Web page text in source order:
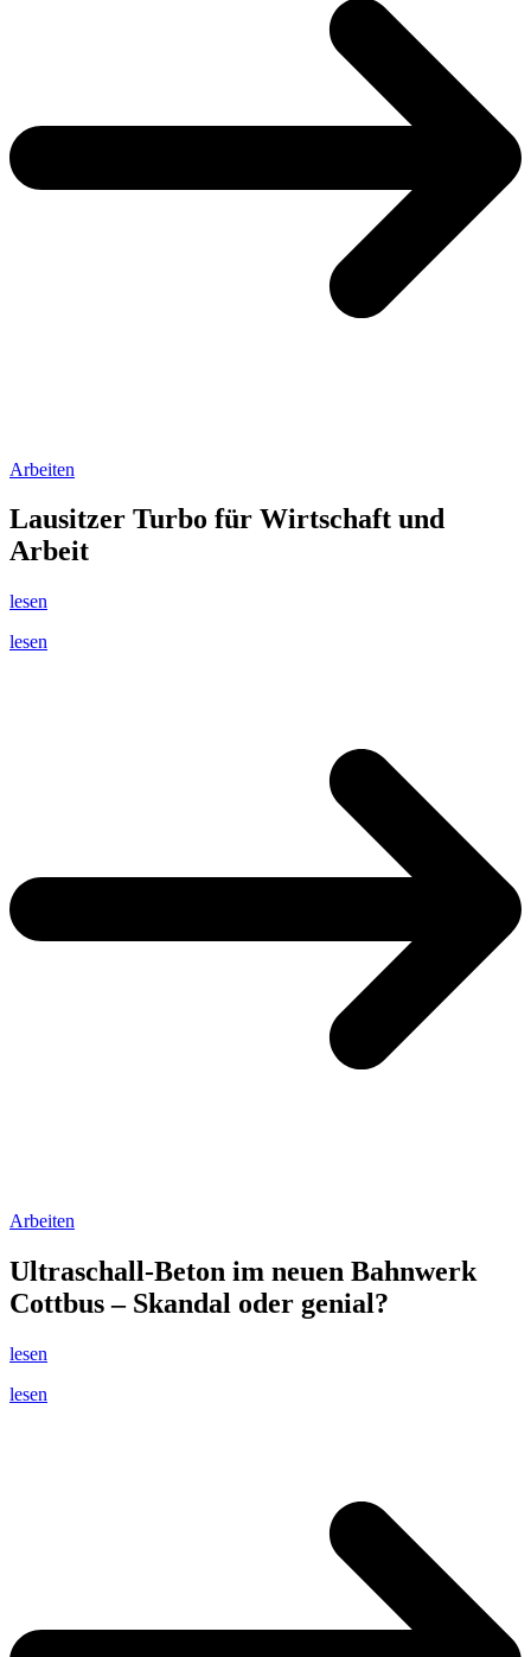
Arbeiten
Lausitzer Turbo für Wirtschaft und
Arbeit
lesen
lesen
Arbeiten
Ultraschall-Beton im neuen Bahnwerk
Cottbus – Skandal oder genial?
lesen
lesen